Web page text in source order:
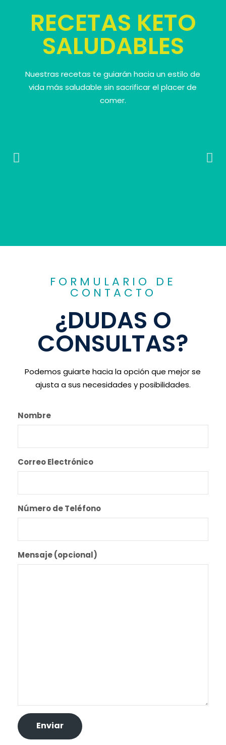
RECETAS KETO
SALUDABLES
Nuestras recetas te guiarán hacia un estilo de
vida más saludable sin sacrificar el placer de
comer.
FORMULARIO DE
CONTACTO
¿DUDAS O
CONSULTAS?
Podemos guiarte hacia la opción que mejor se
ajusta a sus necesidades y posibilidades.
Nombre
Correo Electrónico
Número de Teléfono
Mensaje (opcional)